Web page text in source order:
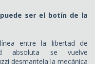
ser el botín de la
entre la libertad de
absoluta se vuelve
desmantela la mecánica